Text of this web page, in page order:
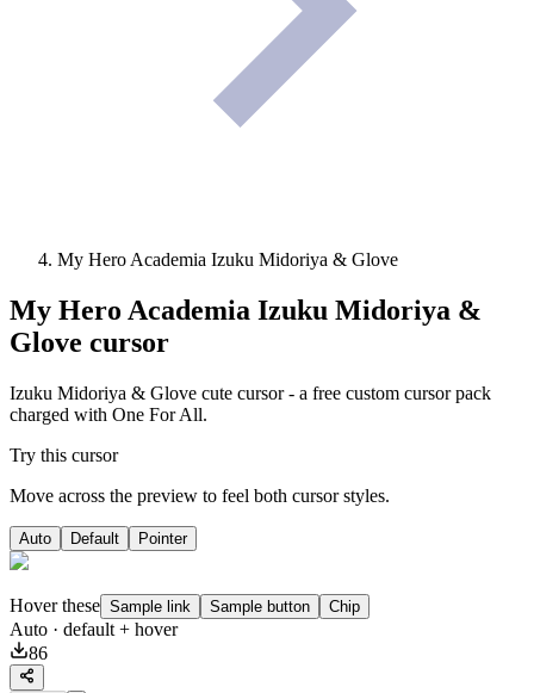
My Hero Academia Izuku Midoriya & Glove
My Hero Academia Izuku Midoriya &
Glove cursor
Izuku Midoriya & Glove cute cursor - a free custom cursor pack
charged with One For All.
Try this cursor
Move across the preview to feel both cursor styles.
Auto Default Pointer
Hover these Sample link Sample button Chip
Auto · default + hover
86